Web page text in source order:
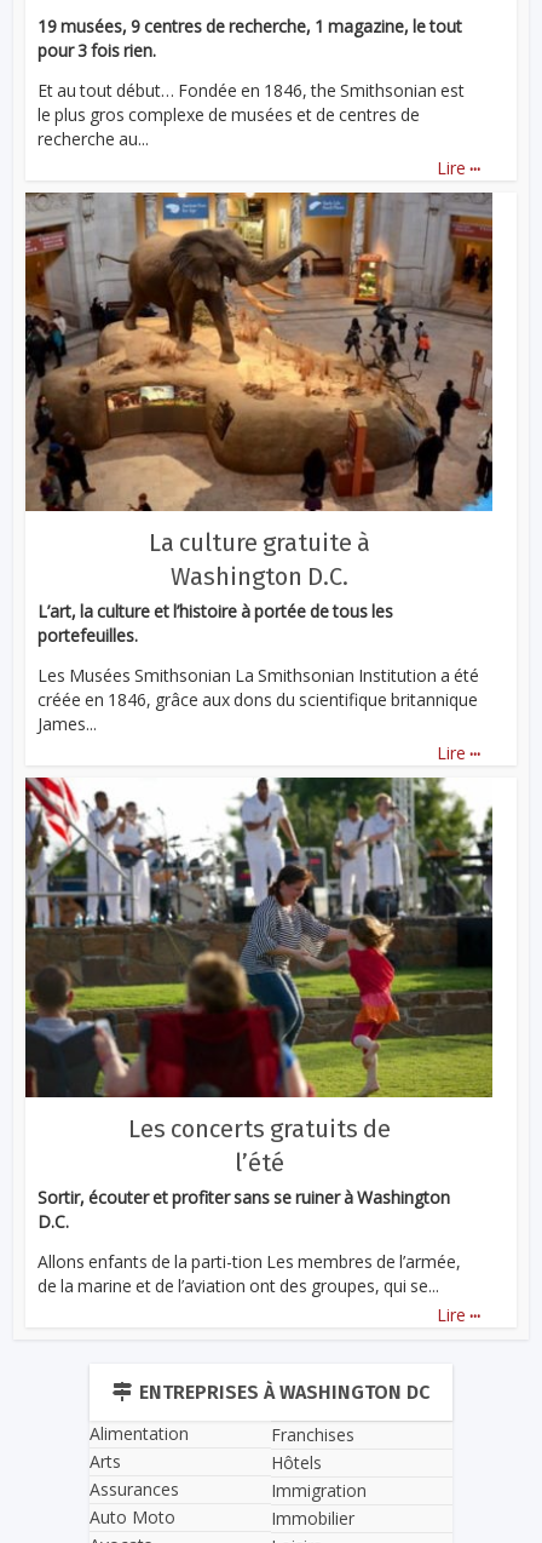
19 musées, 9 centres de recherche, 1 magazine, le tout
pour 3 fois rien.
Et au tout début… Fondée en 1846, the Smithsonian est
le plus gros complexe de musées et de centres de
recherche au...
Lire ...
La culture gratuite à
Washington D.C.
L’art, la culture et l’histoire à portée de tous les
portefeuilles.
Les Musées Smithsonian La Smithsonian Institution a été
créée en 1846, grâce aux dons du scientifique britannique
James...
Lire ...
Les concerts gratuits de
l’été
Sortir, écouter et profiter sans se ruiner à Washington
D.C.
Allons enfants de la parti-tion Les membres de l’armée,
de la marine et de l’aviation ont des groupes, qui se...
Lire ...
ENTREPRISES À WASHINGTON DC
Alimentation
Arts
Assurances
Auto Moto
Franchises
Hôtels
Immigration
Immobilier